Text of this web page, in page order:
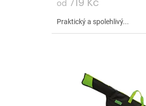
od
Praktický a spolehlivý...